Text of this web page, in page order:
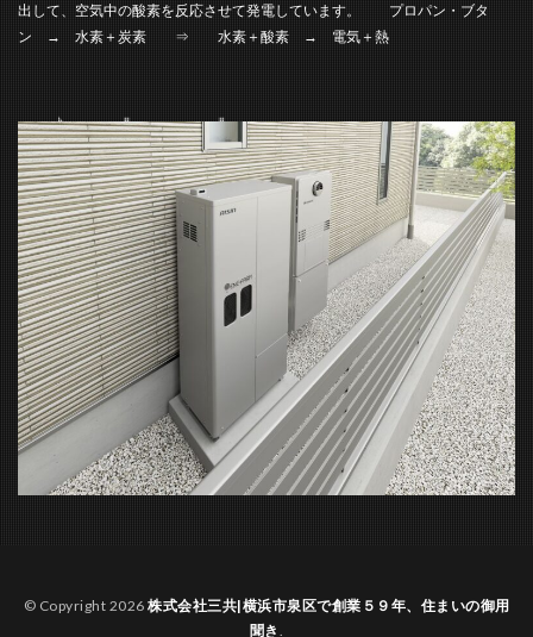
出して、空気中の酸素を反応させて発電しています。 プロパン・ブタ
ン → 水素＋炭素 ⇒ 水素＋酸素 → 電気＋熱
© Copyright 2026 株式会社三共|横浜市泉区で創業５９年、住まいの御用
聞き